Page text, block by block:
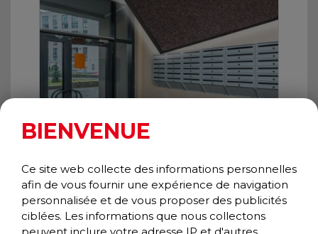
NEEDLE RIB
Wiper/Scraper
BIENVENUE
Ce site web collecte des informations personnelles
afin de vous fournir une expérience de navigation
personnalisée et de vous proposer des publicités
ciblées. Les informations que nous collectons